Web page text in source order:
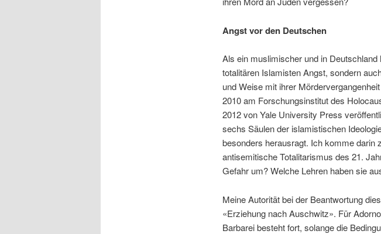
Angst vor den Deutschen
Als ein muslimischer und in
totalitären Islamisten Angst, sondern
und Weise mit ihrer
2010 am Forschungsinstitut des
2012 von Yale University Press
sechs Säulen der islamistischen
besonders herausragt. Ich komme
antisemitische Totalitarismus des 21.
Gefahr um? Welche Lehren haben sie
Meine Autorität bei der Beantwortung
«Erziehung nach Auschwitz». Für
Barbarei besteht fort, solange die